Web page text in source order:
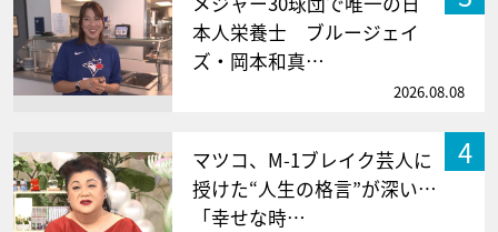
本人栄養士 ブルージェイ
ズ・岡本和真…
2026.08.08
4
マツコ、M-1ブレイク芸人に
授けた“人生の格言”が深い…
「幸せな時…